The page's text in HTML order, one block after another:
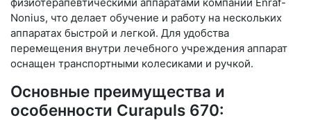
Nonius, что делает обучение и работу на нескольких
аппаратах быстрой и легкой. Для удобства
перемещения внутри лечебного учреждения аппарат
оснащен транспортными колесиками и ручкой.
Основные преимущества и
особенности Curapuls 670: